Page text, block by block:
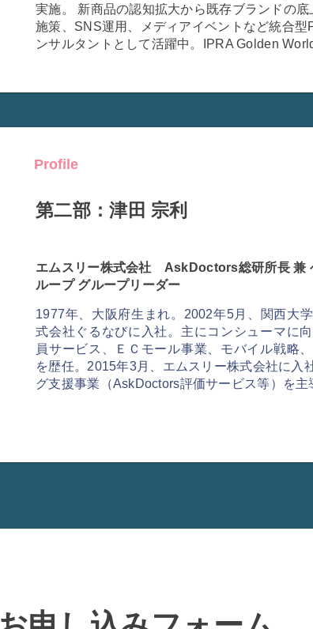
実施。 新商品の認知拡大から既存ブランドの
施策、SNS運用、メディアイベントなど統合
ンサルタントとして活躍中。IPRA Golden
Profile
第二部：津田 宗利
エムスリー株式会社 AskDoctors総研所長 兼
ループ グループリーダー
1977年、大阪府生まれ。2002年5月、関西大
式会社ぐるなびに入社。主にコンシューマに
員サービス、ＥＣモール事業、モバイル戦略
を歴任。2015年3月、エムスリー株式会社に入
グ支援事業（AskDoctors評価サービス等）を主